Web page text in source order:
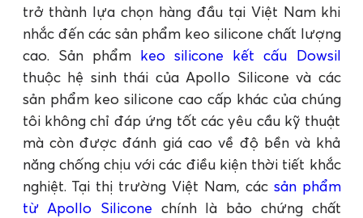
của chuyên gia.
trở thành lựa chọn hàng đầu tại Việt Nam khi
nhắc đến các sản phẩm keo silicone chất lượng
cao. Sản phẩm keo silicone kết cấu Dowsil
thuộc hệ sinh thái của Apollo Silicone và các
sản phẩm keo silicone cao cấp khác của chúng
tôi không chỉ đáp ứng tốt các yêu cầu kỹ thuật
mà còn được đánh giá cao về độ bền và khả
năng chống chịu với các điều kiện thời tiết khắc
nghiệt. Tại thị trường Việt Nam, các sản phẩm
từ Apollo Silicone chính là bảo chứng chất